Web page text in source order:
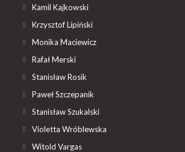
Kamil Kajkowski
Krzysztof Lipiński
Monika Maciewicz
Rafał Merski
Stanisław Rosik
Paweł Szczepanik
Stanisław Szukalski
Violetta Wróblewska
Witold Vargas